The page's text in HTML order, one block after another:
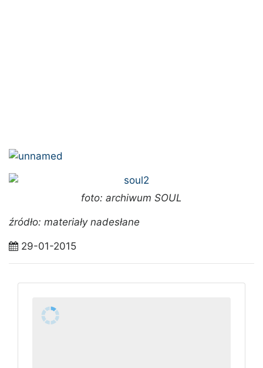
foto: archiwum SOUL
źródło: materiały nadesłane
29-01-2015